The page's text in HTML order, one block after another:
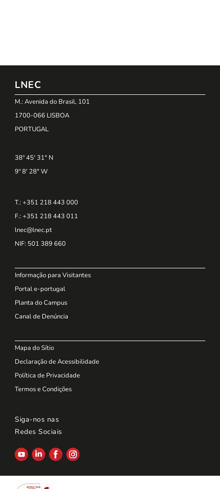
LNEC
M.: Avenida do Brasil, 101
1700-066 LISBOA
PORTUGAL
38º 45' 31" N
9º 8' 28" W
T.: +351 218 443 000
F.: +351 218 443 011
lnec@lnec.pt
NIF: 501 389 660
Informação para Visitantes
Portal e-portugal
Planta do Campus
Canal de Denúncia
Mapa do Sítio
Declaração de Acessibilidade
Política de Privacidade
Termos e Condições
Siga-nos nas
Redes Sociais